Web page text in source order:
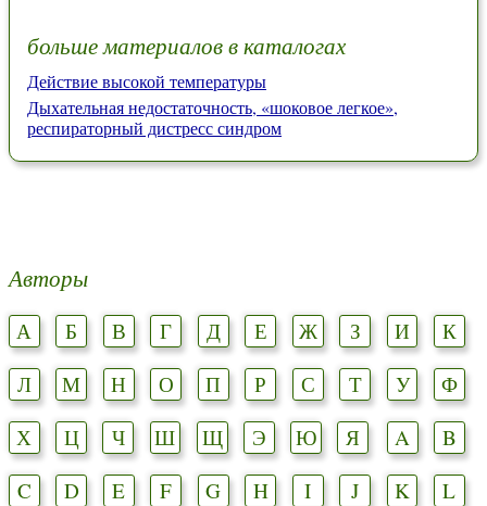
больше материалов в каталогах
Действие высокой температуры
Дыхательная недостаточность, «шоковое легкое»,
респираторный дистресс синдром
Авторы
А Б В Г Д Е Ж З И
К
Л
М Н О П Р С Т У
Ф
Х
Ц Ч Ш Щ Э Ю Я A
B
C
D E F G H I J K
L